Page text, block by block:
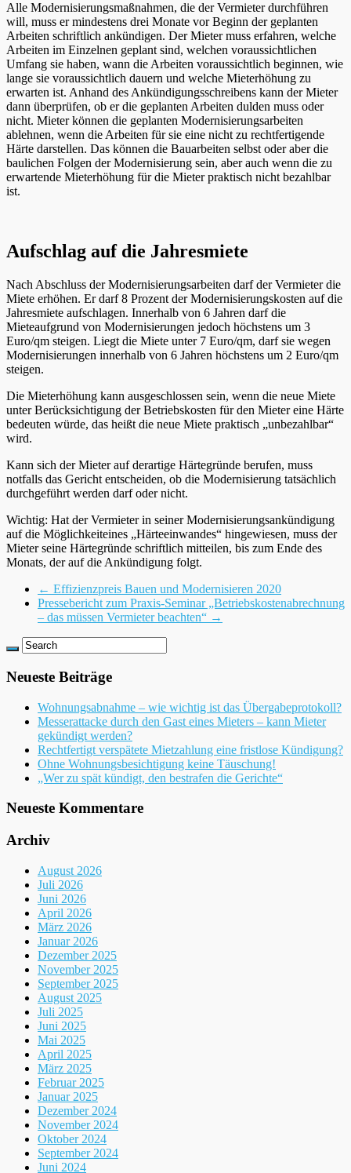
Alle Modernisierungsmaßnahmen, die der Vermieter durchführen
will, muss er mindestens drei Monate vor Beginn der geplanten
Arbeiten schriftlich ankündigen. Der Mieter muss erfahren, welche
Arbeiten im Einzelnen geplant sind, welchen voraussichtlichen
Umfang sie haben, wann die Arbeiten voraussichtlich beginnen, wie
lange sie voraussichtlich dauern und welche Mieterhöhung zu
erwarten ist. Anhand des Ankündigungsschreibens kann der Mieter
dann überprüfen, ob er die geplanten Arbeiten dulden muss oder
nicht. Mieter können die geplanten Modernisierungsarbeiten
ablehnen, wenn die Arbeiten für sie eine nicht zu rechtfertigende
Härte darstellen. Das können die Bauarbeiten selbst oder aber die
baulichen Folgen der Modernisierung sein, aber auch wenn die zu
erwartende Mieterhöhung für die Mieter praktisch nicht bezahlbar
ist.
Aufschlag auf die Jahresmiete
Nach Abschluss der Modernisierungsarbeiten darf der Vermieter die
Miete erhöhen. Er darf 8 Prozent der Modernisierungskosten auf die
Jahresmiete aufschlagen. Innerhalb von 6 Jahren darf die
Mieteaufgrund von Modernisierungen jedoch höchstens um 3
Euro/qm steigen. Liegt die Miete unter 7 Euro/qm, darf sie wegen
Modernisierungen innerhalb von 6 Jahren höchstens um 2 Euro/qm
steigen.
Die Mieterhöhung kann ausgeschlossen sein, wenn die neue Miete
unter Berücksichtigung der Betriebskosten für den Mieter eine Härte
bedeuten würde, das heißt die neue Miete praktisch „unbezahlbar“
wird.
Kann sich der Mieter auf derartige Härtegründe berufen, muss
notfalls das Gericht entscheiden, ob die Modernisierung tatsächlich
durchgeführt werden darf oder nicht.
Wichtig: Hat der Vermieter in seiner Modernisierungsankündigung
auf die Möglichkeiteines „Härteeinwandes“ hingewiesen, muss der
Mieter seine Härtegründe schriftlich mitteilen, bis zum Ende des
Monats, der auf die Ankündigung folgt.
← Effizienzpreis Bauen und Modernisieren 2020
Pressebericht zum Praxis-Seminar „Betriebskostenabrechnung
– das müssen Vermieter beachten“ →
Neueste Beiträge
Wohnungsabnahme – wie wichtig ist das Übergabeprotokoll?
Messerattacke durch den Gast eines Mieters – kann Mieter
gekündigt werden?
Rechtfertigt verspätete Mietzahlung eine fristlose Kündigung?
Ohne Wohnungsbesichtigung keine Täuschung!
„Wer zu spät kündigt, den bestrafen die Gerichte“
Neueste Kommentare
Archiv
August 2026
Juli 2026
Juni 2026
April 2026
März 2026
Januar 2026
Dezember 2025
November 2025
September 2025
August 2025
Juli 2025
Juni 2025
Mai 2025
April 2025
März 2025
Februar 2025
Januar 2025
Dezember 2024
November 2024
Oktober 2024
September 2024
Juni 2024